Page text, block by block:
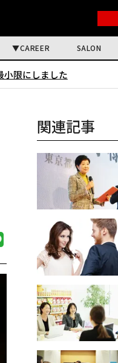
CAREER SALON
小限にしました
関連記事